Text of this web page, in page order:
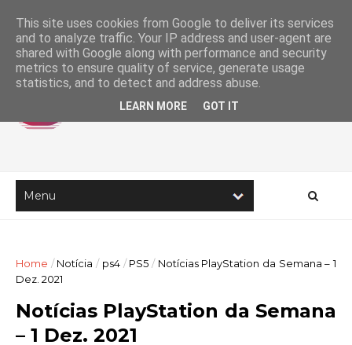
Home / Notícia / ps4 / PS5 / Notícias PlayStation da Semana – 1
Dez. 2021
Notícias PlayStation da Semana
– 1 Dez. 2021
This site uses cookies from Google to deliver its services
and to analyze traffic. Your IP address and user-agent are
shared with Google along with performance and security
metrics to ensure quality of service, generate usage
statistics, and to detect and address abuse.
LEARN MORE GOT IT